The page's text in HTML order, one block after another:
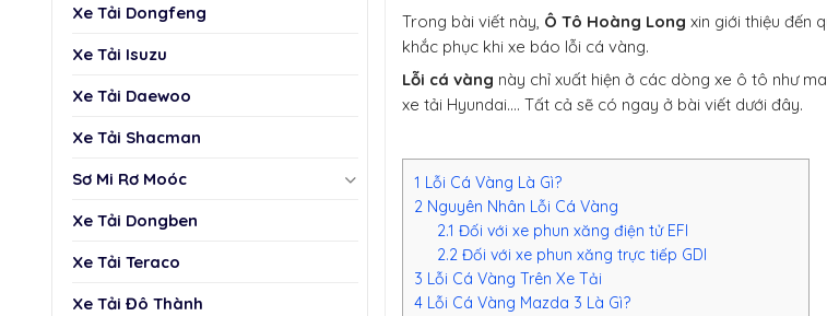
Xe Tải Dongfeng
Xe Tải Isuzu
Xe Tải Daewoo
Xe Tải Shacman
Sơ Mi Rơ Moóc
Xe Tải Dongben
Xe Tải Teraco
Xe Tải Đô Thành
Trong bài viết này, Ô Tô Hoàng Long xin giới thiệu đến
khắc phục khi xe báo lỗi cá vàng.
Lỗi cá vàng này chỉ xuất hiện ở các dòng xe ô tô như
xe tải Hyundai…. Tất cả sẽ có ngay ở bài viết dưới đây.
1 Lỗi Cá Vàng Là Gì?
2 Nguyên Nhân Lỗi Cá Vàng
2.1 Đối với xe phun xăng điện tử EFI
2.2 Đối với xe phun xăng trực tiếp GDI
3 Lỗi Cá Vàng Trên Xe Tải
4 Lỗi Cá Vàng Mazda 3 Là Gì?